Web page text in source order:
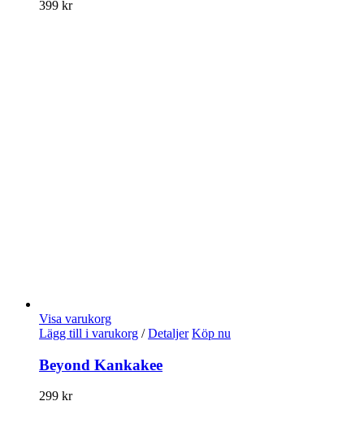
399 kr
Visa varukorg
Lägg till i varukorg / Detaljer Köp nu
Beyond Kankakee
299 kr